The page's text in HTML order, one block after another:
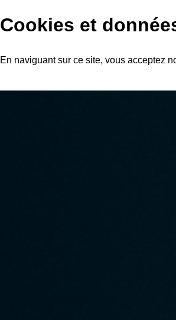
Cookies et
En naviguant sur ce site, vous acceptez